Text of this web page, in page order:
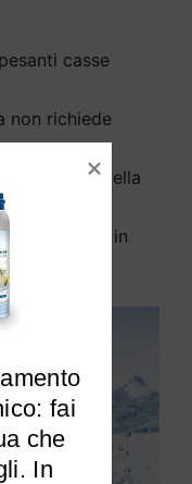
casse
non richiede
dall’acqua della
tua acqua in
che
In